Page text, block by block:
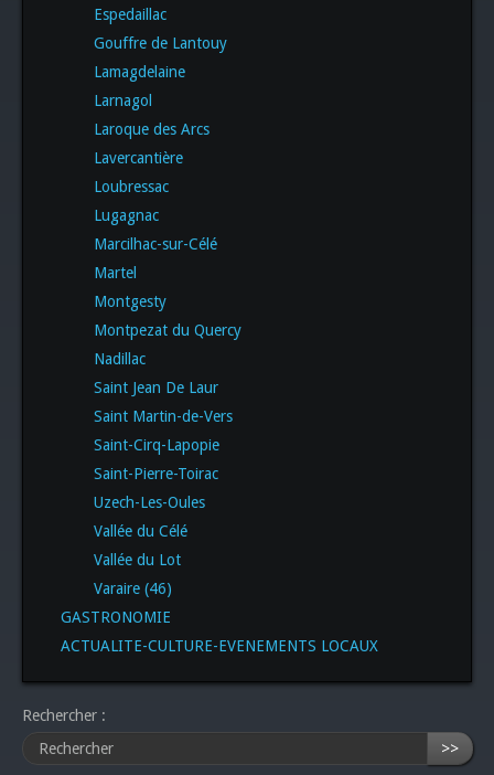
Espedaillac
Gouffre de Lantouy
Lamagdelaine
Larnagol
Laroque des Arcs
Lavercantière
Loubressac
Lugagnac
Marcilhac-sur-Célé
Martel
Montgesty
Montpezat du Quercy
Nadillac
Saint Jean De Laur
Saint Martin-de-Vers
Saint-Cirq-Lapopie
Saint-Pierre-Toirac
Uzech-Les-Oules
Vallée du Célé
Vallée du Lot
Varaire (46)
GASTRONOMIE
ACTUALITE-CULTURE-EVENEMENTS LOCAUX
Rechercher :
>>